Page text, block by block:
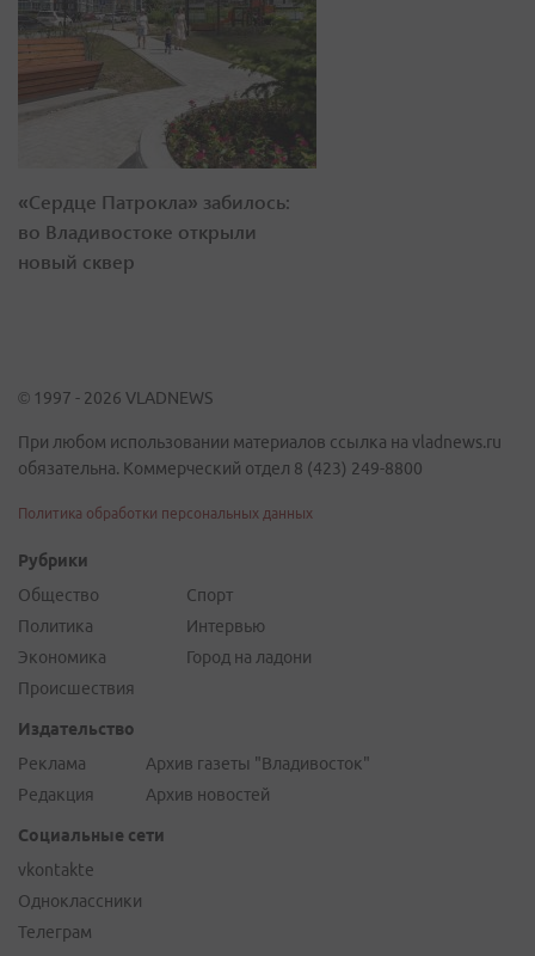
«Сердце Патрокла» забилось:
во Владивостоке открыли
новый сквер
© 1997 - 2026 VLADNEWS
При любом использовании материалов ссылка на vladnews.ru
обязательна. Коммерческий отдел 8 (423) 249-8800
Политика обработки персональных данных
Рубрики
Общество
Политика
Экономика
Происшествия
Спорт
Интервью
Город на ладони
Издательство
Реклама
Редакция
Архив газеты "Владивосток"
Архив новостей
Социальные сети
vkontakte
Одноклассники
Телеграм